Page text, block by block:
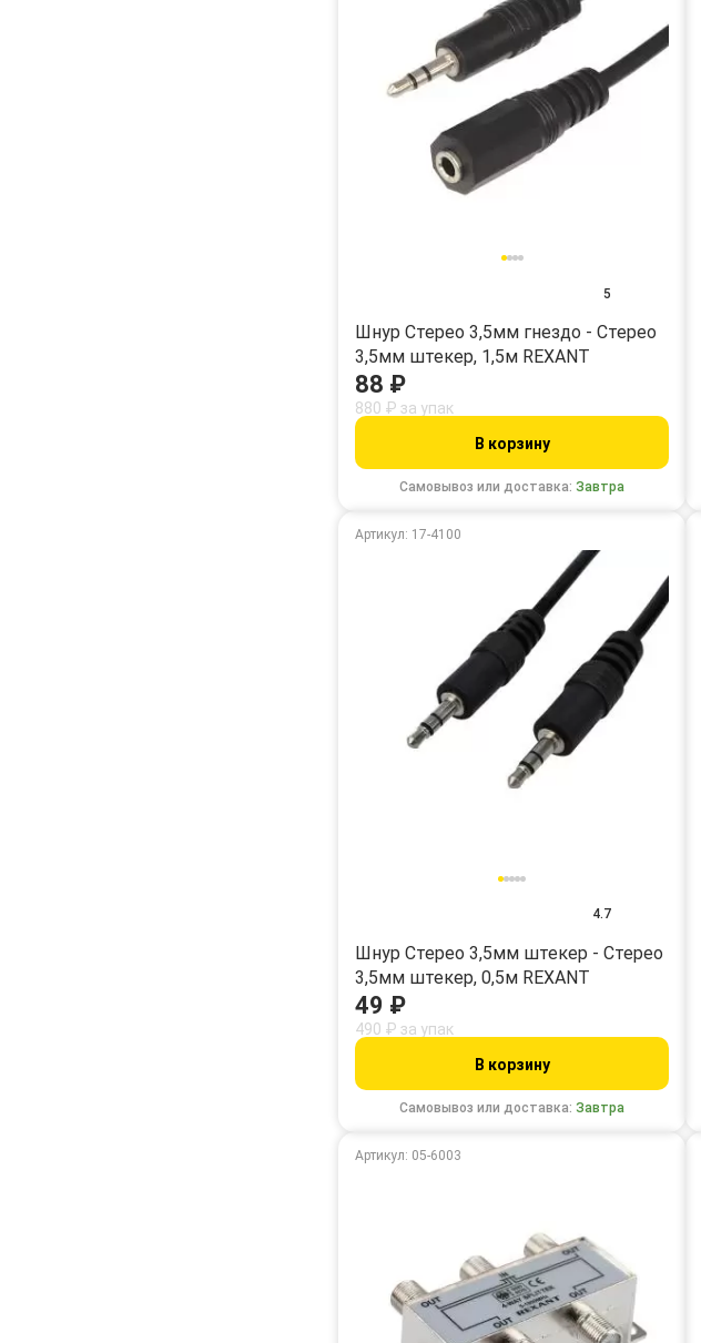
5
Шнур Стерео 3,5мм гнездо - Стерео
3,5мм штекер, 1,5м REXANT
Самовывоз или доставка:Завтра
88 ₽
880 ₽ за упак
В корзину
Артикул: 17-4100
4.7
Шнур Стерео 3,5мм штекер - Стерео
3,5мм штекер, 0,5м REXANT
Самовывоз или доставка:Завтра
49 ₽
490 ₽ за упак
В корзину
Артикул: 05-6003